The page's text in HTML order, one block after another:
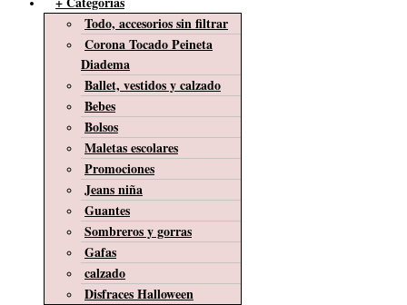
Todo, accesorios sin filtrar
Corona Tocado Peineta
Diadema
Ballet, vestidos y calzado
Bebes
Bolsos
Maletas escolares
Promociones
Jeans niña
Guantes
Sombreros y gorras
Gafas
calzado
Disfraces Halloween